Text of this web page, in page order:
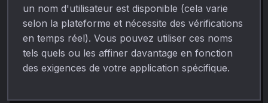
un nom d'utilisateur est disponible (cela varie
selon la plateforme et nécessite des vérifications
en temps réel). Vous pouvez utiliser ces noms
tels quels ou les affiner davantage en fonction
des exigences de votre application spécifique.